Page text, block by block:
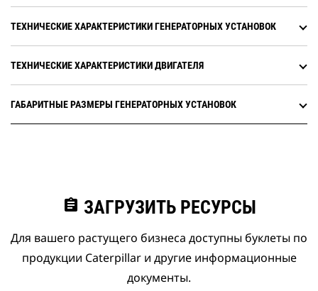
ТЕХНИЧЕСКИЕ ХАРАКТЕРИСТИКИ ГЕНЕРАТОРНЫХ УСТАНОВОК
ТЕХНИЧЕСКИЕ ХАРАКТЕРИСТИКИ ДВИГАТЕЛЯ
ГАБАРИТНЫЕ РАЗМЕРЫ ГЕНЕРАТОРНЫХ УСТАНОВОК
assignment ЗАГРУЗИТЬ РЕСУРСЫ
Для вашего растущего бизнеса доступны буклеты по
продукции Caterpillar и другие информационные
документы.